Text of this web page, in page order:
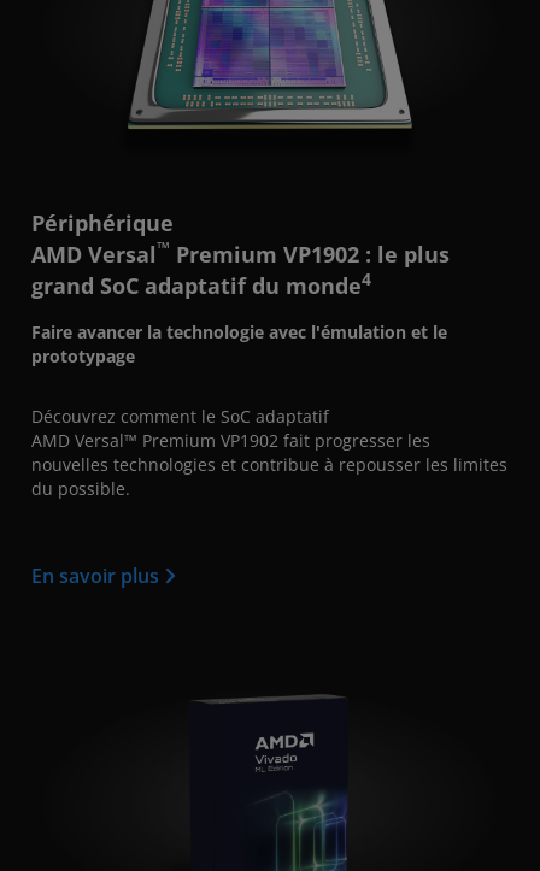
Périphérique
AMD Versal™ Premium VP1902 : le plus
grand SoC adaptatif du monde4
Faire avancer la technologie avec l'émulation et le
prototypage
Découvrez comment le SoC adaptatif
AMD Versal™ Premium VP1902 fait progresser les
nouvelles technologies et contribue à repousser les limites
du possible.
En savoir plus